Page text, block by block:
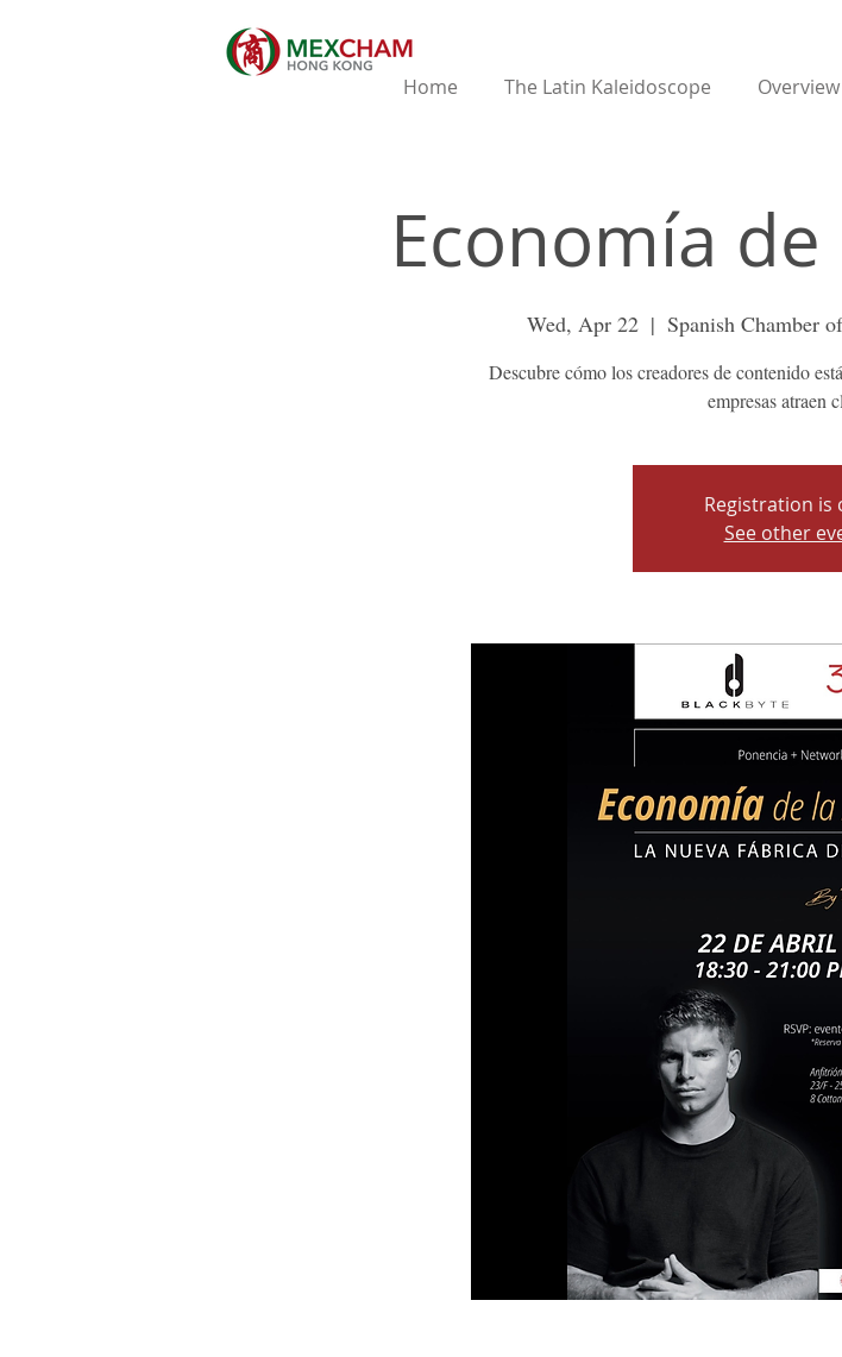
Home The Latin Kaleidoscope Overview
Economía
Wed, Apr 22
  |
Spanish Chamber
Descubre cómo los creadores de contenido
empresas atraen
Registration is
See other